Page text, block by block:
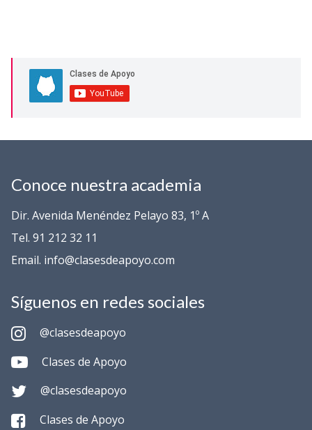
Conoce nuestra academia
Dir. Avenida Menéndez Pelayo 83, 1º A
Tel. 91 212 32 11
Email. info@clasesdeapoyo.com
Síguenos en redes sociales
@clasesdeapoyo
Clases de Apoyo
@clasesdeapoyo
Clases de Apoyo